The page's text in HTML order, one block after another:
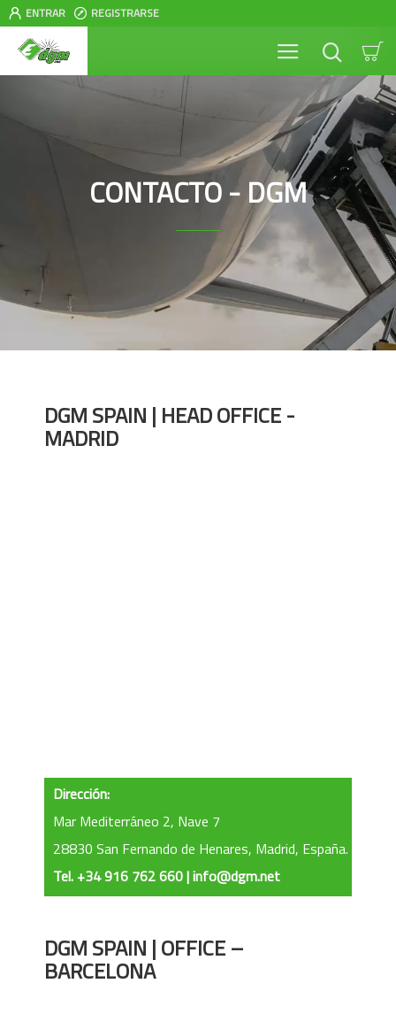
ENTRAR REGISTRARSE
CONTACTO - DGM
DGM SPAIN | HEAD OFFICE -
MADRID
Dirección:
Mar Mediterráneo 2, Nave 7
28830 San Fernando de Henares, Madrid, España.
Tel. +34 916 762 660 | info@dgm.net
DGM SPAIN | OFFICE –
BARCELONA